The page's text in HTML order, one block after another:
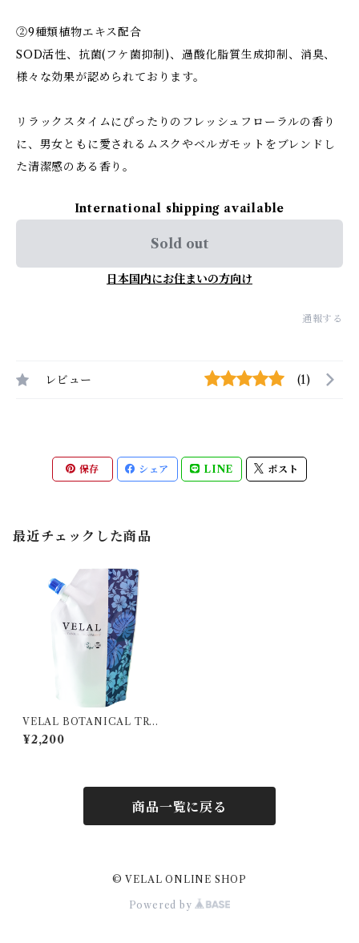
②9種類植物エキス配合
SOD活性、抗菌(フケ菌抑制)、過酸化脂質生成抑制、消臭、
様々な効果が認められております。
リラックスタイムにぴったりのフレッシュフローラルの香り
に、男女ともに愛されるムスクやベルガモットをブレンドし
た清潔感のある香り。
International shipping available
Sold out
日本国内にお住まいの方向け
通報する
レビュー (1)
保存 シェア LINE ポスト
最近チェックした商品
VELAL BOTANICAL TREA
TMENT 300g
¥2,200
商品一覧に戻る
© VELAL ONLINE SHOP
Powered by